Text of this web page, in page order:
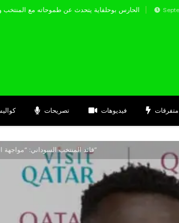
الحارس بوحلفاية يتحدث عن طموحاته Septembre 17,
تصريحات فيديوهات متفرقات
قائد المنتخب السوداني: “مواجهة الجزائر ستكون الاختبار الحقيقي في كأس العرب”